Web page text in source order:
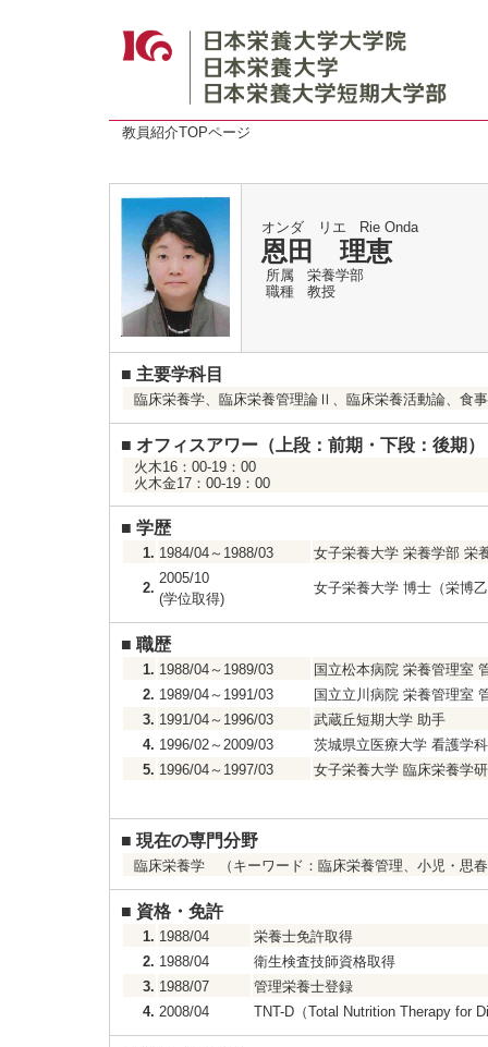
教員紹介TOPページ
オンダ リエ Rie Onda
恩田 理恵
所属
栄養学部
職種
教授
■ 主要学科目
臨床栄養学、臨床栄養管理論Ⅱ、臨床栄養活動論、食
■ オフィスアワー（上段：前期・下段：後期）
火木16：00-19：00
火木金17：00-19：00
■ 学歴
1. 1984/04～1988/03 女子栄養大学 栄養学部 栄
2.
2005/10
(学位取得)
女子栄養大学 博士（栄博
■ 職歴
1. 1988/04～1989/03
国立松本病院 栄養管理室
2. 1989/04～1991/03
国立立川病院 栄養管理室
3. 1991/04～1996/03
武蔵丘短期大学 助手
4. 1996/02～2009/03
茨城県立医療大学 看護学
5. 1996/04～1997/03 女子栄養大学 臨床栄養学
■ 現在の専門分野
臨床栄養学 （キーワード：臨床栄養管理、小児・思
■ 資格・免許
1. 1988/04
栄養士免許取得
2. 1988/04
衛生検査技師資格取得
3. 1988/07
管理栄養士登録
4. 2008/04 TNT-D（Total Nutrition Therapy for